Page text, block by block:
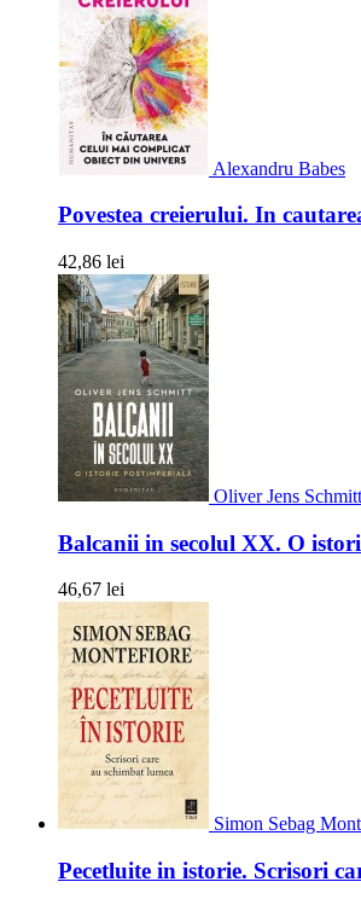
Alexandru Babes
Povestea creierului. In
42,86 lei
Oliver Jens Schmitt
Balcanii in secolul XX. O
46,67 lei
Simon Sebag
Pecetluite in istorie. Scrisori